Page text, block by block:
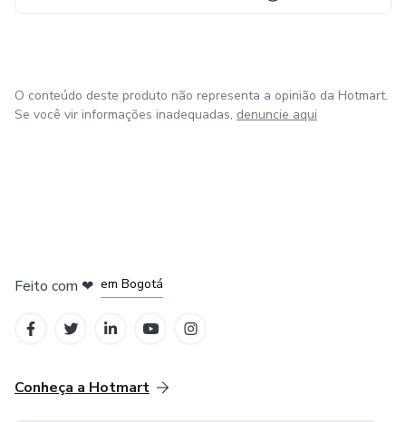
O conteúdo deste produto não representa a opinião da Hotmart.
Se você vir informações inadequadas, denuncie aqui
Feito com ❤ em Bogotá
Conheça a Hotmart